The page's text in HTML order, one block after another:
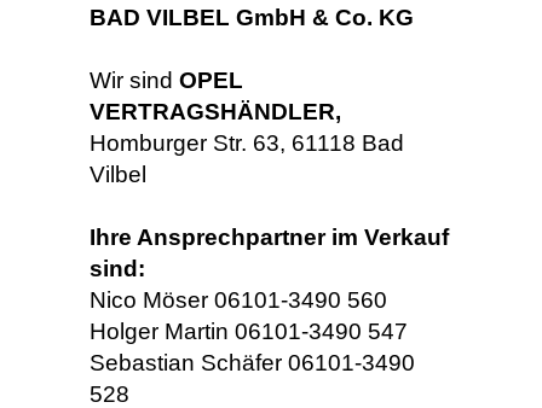
BAD VILBEL GmbH & Co. KG
Wir sind OPEL
VERTRAGSHÄNDLER,
Homburger Str. 63, 61118 Bad
Vilbel
Ihre Ansprechpartner im Verkauf
sind:
Nico Möser 06101-3490 560
Holger Martin 06101-3490 547
Sebastian Schäfer 06101-3490
528